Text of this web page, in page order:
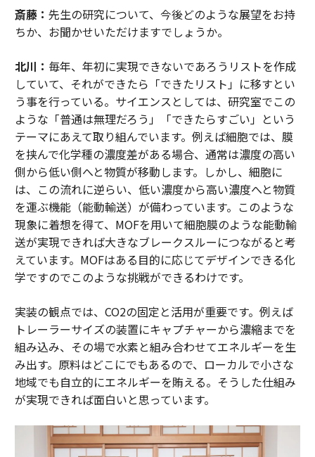
斎藤： 先生の研究について、今後どのような展望をお持
ちか、お聞かせいただけますでしょうか。
北川： 毎年、年初に実現できないであろうリストを作成
していて、それができたら「できたリスト」に移すとい
う事を行っている。サイエンスとしては、研究室でこの
ような「普通は無理だろう」「できたらすごい」という
テーマにあえて取り組んでいます。例えば細胞では、膜
を挟んで化学種の濃度差がある場合、通常は濃度の高い
側から低い側へと物質が移動します。しかし、細胞に
は、この流れに逆らい、低い濃度から高い濃度へと物質
を運ぶ機能（能動輸送）が備わっています。このような
現象に着想を得て、MOFを用いて細胞膜のような能動輸
送が実現できれば大きなブレークスルーにつながると考
えています。MOFはある目的に応じてデザインできる化
学ですのでこのような挑戦ができるわけです。
実装の観点では、CO2の固定と活用が重要です。例えば
トレーラーサイズの装置にキャプチャーから濃縮までを
組み込み、その場で水素と組み合わせてエネルギーを生
み出す。原料はどこにでもあるので、ローカルで小さな
地域でも自立的にエネルギーを賄える。そうした仕組み
が実現できれば面白いと思っています。